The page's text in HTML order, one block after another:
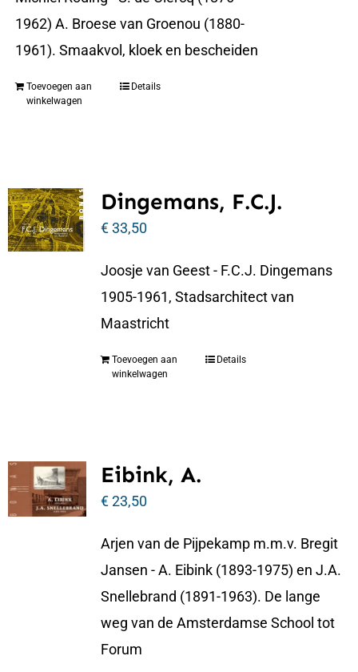
1962) A. Broese van Groenou (1880-
1961). Smaakvol, kloek en bescheiden
Toevoegen aan
winkelwagen
Details
Dingemans, F.C.J.
€33,50
Joosje van Geest - F.C.J. Dingemans
1905-1961, Stadsarchitect van
Maastricht
Toevoegen aan
winkelwagen
Details
Eibink, A.
€23,50
Arjen van de Pijpekamp m.m.v. Bregit
Jansen - A. Eibink (1893-1975) en J.A.
Snellebrand (1891-1963). De lange
weg van de Amsterdamse School tot
Forum